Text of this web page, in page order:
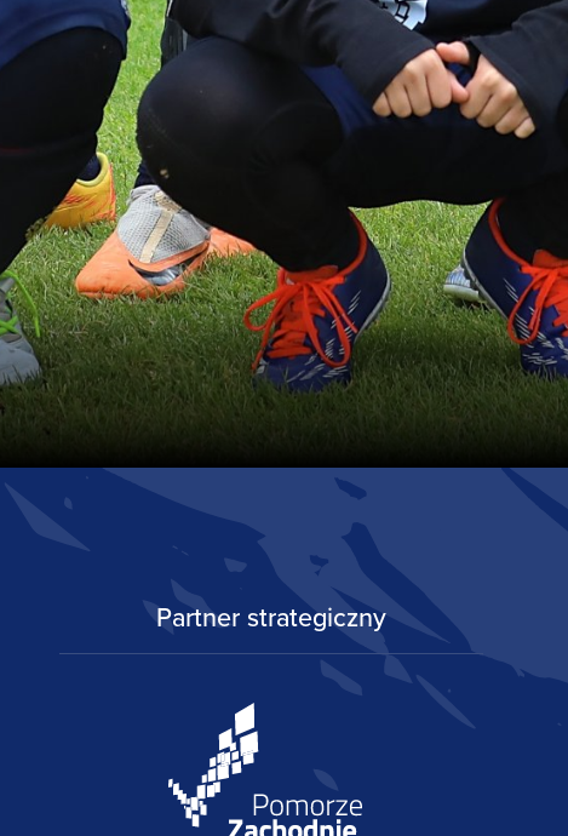
Partner strategiczny